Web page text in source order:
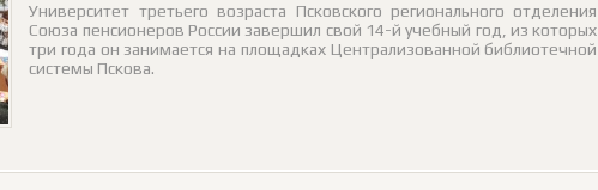
Университет третьего возраста Псковского регионального отделения
Союза пенсионеров России завершил свой 14-й учебный год, из которых
три года он занимается на площадках Централизованной библиотечной
системы Пскова.